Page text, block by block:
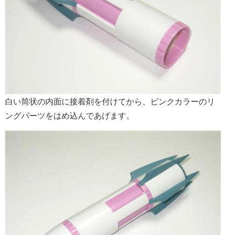
白い筒状の内面に接着剤を付けてから、ピンクカラーのリ
ングパーツをはめ込んであげます。